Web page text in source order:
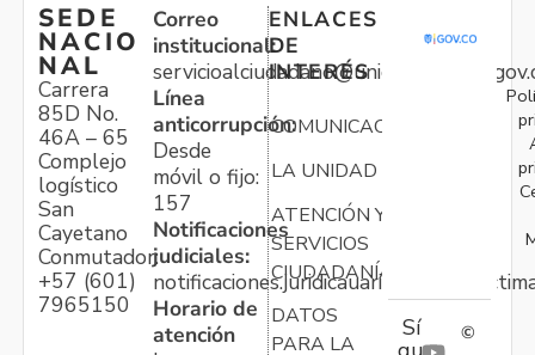
SEDE
NACIO
NAL
Carrera
85D No.
46A – 65
Complejo
logístico
San
Cayetano
Conmutador:
+57 (601)
7965150
Correo
institucional:
Línea
anticorrupción:
Desde
móvil o fijo:
157
Notificaciones
judiciales:
Horario de
atención
ENLACES
DE
INTERÉS
COMUNICACIONES
LA UNIDAD
ATENCIÓN Y
SERVICIOS
CIUDADANÍA
DATOS
PARA LA
Sí
©